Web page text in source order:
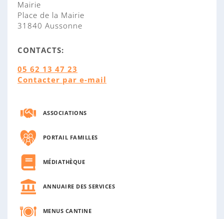
Mairie
Place de la Mairie
31840 Aussonne
CONTACTS:
05 62 13 47 23
Contacter par e-mail
ASSOCIATIONS
PORTAIL FAMILLES
MÉDIATHÈQUE
ANNUAIRE DES SERVICES
MENUS CANTINE